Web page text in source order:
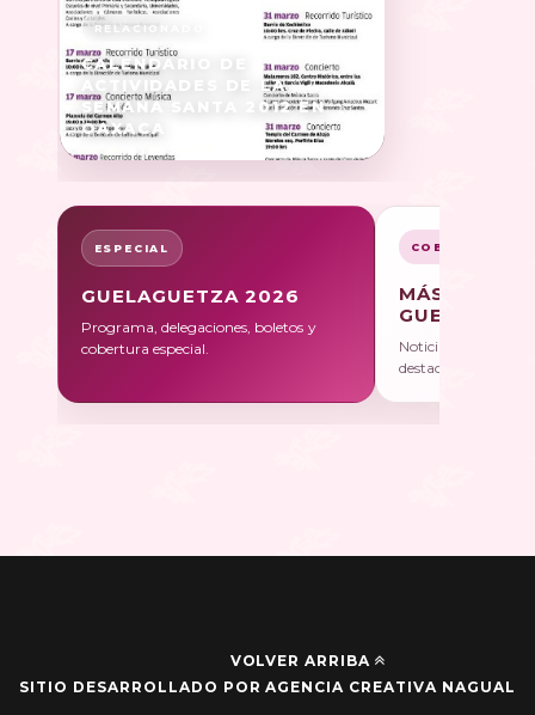
CALENDARIO DE
ACTIVIDADES DE LA
SEMANA SANTA 2012 EN
OAXACA
ESPECIAL
GUELAGUETZA 2026
Programa, delegaciones, boletos y
cobertura especial.
COBERTURA
MÁS SOBRE
Noticias, galerías y
destacadas.
VOLVER ARRIBA
SITIO DESARROLLADO POR AGENCIA CREATIVA NAGUAL